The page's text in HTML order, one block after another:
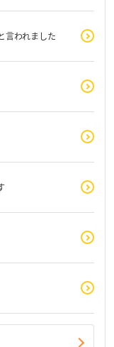
言われました